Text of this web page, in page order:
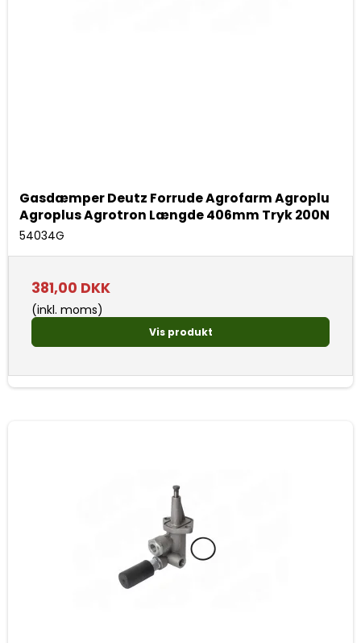
Gasdæmper Deutz Forrude Agrofarm Agroplu
Agroplus Agrotron Længde 406mm Tryk 200N
54034G
381,00 DKK
(inkl. moms)
Vis produkt